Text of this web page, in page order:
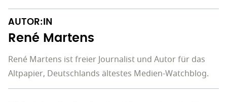
AUTOR:IN
René Martens
René Martens ist freier Journalist und Autor für das
Altpapier, Deutschlands ältestes Medien-Watchblog.